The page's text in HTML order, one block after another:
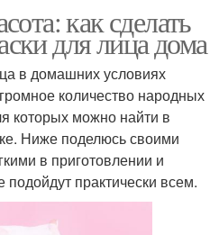
как сделать
для лица дома
в домашних условиях
количество народных
которых можно найти в
Ниже поделюсь своими
в приготовлении и
практически всем.